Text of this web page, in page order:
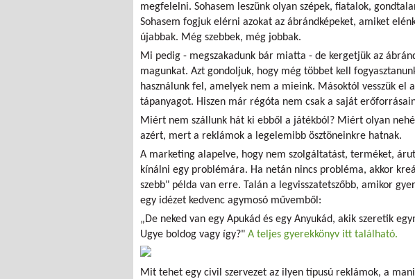
megfelelni. Sohasem leszünk olyan szépek, fiatalok,
Sohasem fogjuk elérni azokat az ábrándképeket, amiket
újabbak. Még szebbek, még jobbak.
Mi pedig - megszakadunk bár miatta - de kergetjük az
magunkat. Azt gondoljuk, hogy még többet kell
használunk fel, amelyek nem a mieink. Másoktól vesszük el
tápanyagot. Hiszen már régóta nem csak a saját
Miért nem szállunk hát ki ebből a játékból? Miért olyan
azért, mert a reklámok a legelemibb ösztöneinkre hatnak.
A marketing alapelve, hogy nem szolgáltatást, terméket,
kínálni egy problémára. Ha netán nincs probléma, akkor
szebb" példa van erre. Talán a legvisszatetszőbb, amikor
egy idézet kedvenc agymosó művemből:
„De neked van egy Apukád és egy Anyukád, akik szeretik
Ugye boldog vagy így?" A teljes gyerekkönyv itt található.
Mit tehet egy civil szervezet az ilyen típusú reklámok, a